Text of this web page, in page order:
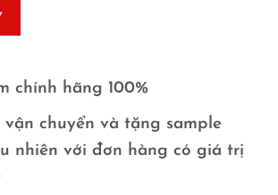
chính hãng 100%
vận chuyển và tặng sample
nhiên với đơn hàng có giá trị